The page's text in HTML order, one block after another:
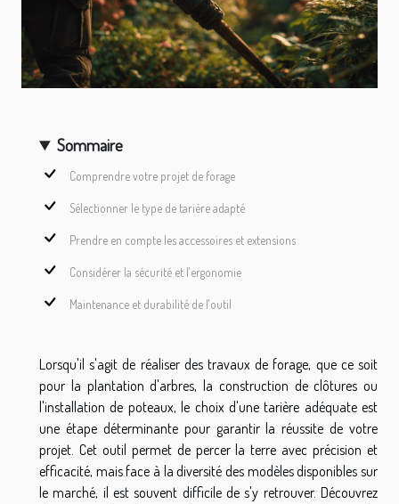
Sommaire
Comprendre votre projet de forage
Sélectionner le type de tarière adapté
Prendre en compte les accessoires et extensions
Considérer la sécurité et l'ergonomie
Maintenance et durabilité de l'outil
Lorsqu'il s'agit de réaliser des travaux de forage, que ce soit
pour la plantation d'arbres, la construction de clôtures ou
l'installation de poteaux, le choix d'une tarière adéquate est
une étape déterminante pour garantir la réussite de votre
projet. Cet outil permet de percer la terre avec précision et
efficacité, mais face à la diversité des modèles disponibles sur
le marché, il est souvent difficile de s'y retrouver. Découvrez